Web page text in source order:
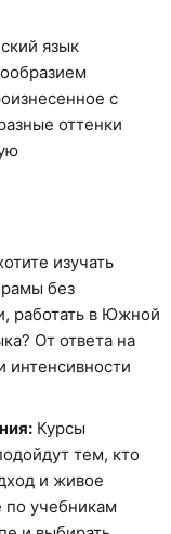
язык
с
оттенки
изучать
без
работать в Южной
От ответа на
интенсивности
Курсы
тем, кто
и живое
учебникам